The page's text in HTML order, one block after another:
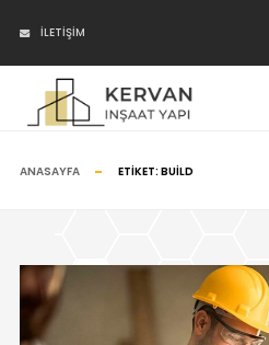
İLETIŞIM
ANASAYFA ETIKET: BUILD